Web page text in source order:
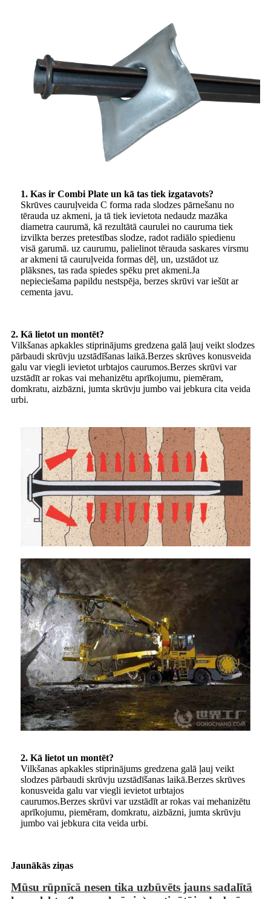
1. Kas ir Combi Plate un kā tas tiek izgatavots?
Skrūves cauruļveida C forma rada slodzes pārnešanu no
tērauda uz akmeni, ja tā tiek ievietota nedaudz mazāka
diametra caurumā, kā rezultātā caurulei no cauruma tiek
izvilkta berzes pretestības slodze, radot radiālo spiedienu
visā garumā. uz caurumu, palielinot tērauda saskares virsmu
ar akmeni tā cauruļveida formas dēļ, un, uzstādot uz
plāksnes, tas rada spiedes spēku pret akmeni.Ja
nepieciešama papildu nestspēja, berzes skrūvi var iešūt ar
cementa javu.
2. Kā lietot un montēt?
Vilkšanas apkakles stiprinājums gredzena galā ļauj veikt slodzes
pārbaudi skrūvju uzstādīšanas laikā.Berzes skrūves konusveida
galu var viegli ievietot urbtajos caurumos.Berzes skrūvi var
uzstādīt ar rokas vai mehanizētu aprīkojumu, piemēram,
domkratu, aizbāzni, jumta skrūvju jumbo vai jebkura cita veida
urbi.
2. Kā lietot un montēt?
Vilkšanas apkakles stiprinājums gredzena galā ļauj veikt
slodzes pārbaudi skrūvju uzstādīšanas laikā.Berzes skrūves
konusveida galu var viegli ievietot urbtajos
caurumos.Berzes skrūvi var uzstādīt ar rokas vai mehanizētu
aprīkojumu, piemēram, domkratu, aizbāzni, jumta skrūvju
jumbo vai jebkura cita veida urbi.
Jaunākās ziņas
Mūsu rūpnīcā nesen tika uzbūvēts jauns sadalītā